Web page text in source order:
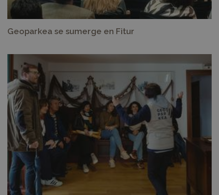
Geoparkea se sumerge en Fitur